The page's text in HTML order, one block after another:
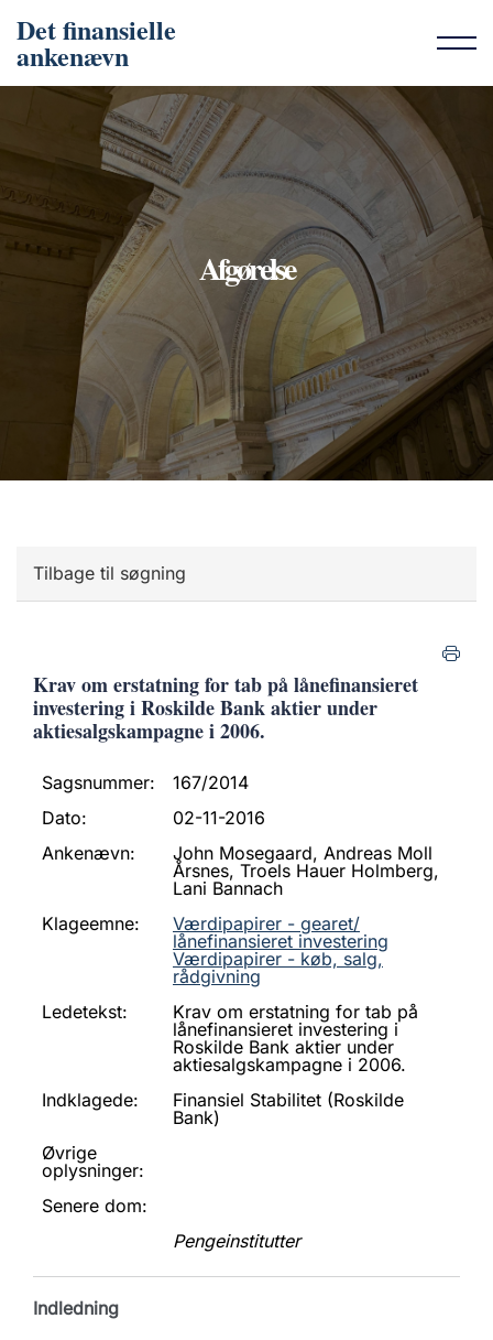
Det finansielle
ankenævn
Afgørelse
Tilbage til søgning
Krav om erstatning for tab på lånefinansieret
investering i Roskilde Bank aktier under
aktiesalgskampagne i 2006.
Sagsnummer:
167/2014
Dato:
02-11-2016
Ankenævn:
John Mosegaard, Andreas Moll
Årsnes, Troels Hauer Holmberg,
Lani Bannach
Klageemne:
Værdipapirer - gearet/
lånefinansieret investering
Værdipapirer - køb, salg,
rådgivning
Ledetekst:
Krav om erstatning for tab på
lånefinansieret investering i
Roskilde Bank aktier under
aktiesalgskampagne i 2006.
Indklagede:
Finansiel Stabilitet (Roskilde
Bank)
Øvrige
oplysninger:
Senere dom:
Pengeinstitutter
Indledning